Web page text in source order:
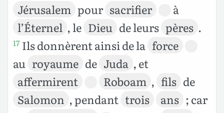
Jérusalem pour sacrifier
à
l’Éternel , le Dieu de leurs pères .
17 Ils donnèrent ainsi de la force
au royaume de Juda , et
affermirent
Roboam , fils de
Salomon , pendant trois ans ; car